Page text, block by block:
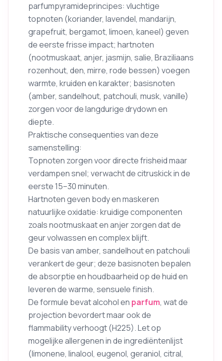
parfumpyramideprincipes: vluchtige
topnoten (koriander, lavendel, mandarijn,
grapefruit, bergamot, limoen, kaneel) geven
de eerste frisse impact; hartnoten
(nootmuskaat, anjer, jasmijn, salie, Braziliaans
rozenhout, den, mirre, rode bessen) voegen
warmte, kruiden en karakter; basisnoten
(amber, sandelhout, patchouli, musk, vanille)
zorgen voor de langdurige drydown en
diepte.
Praktische consequenties van deze
samenstelling:
Topnoten zorgen voor directe frisheid maar
verdampen snel; verwacht de citruskick in de
eerste 15–30 minuten.
Hartnoten geven body en maskeren
natuurlijke oxidatie: kruidige componenten
zoals nootmuskaat en anjer zorgen dat de
geur volwassen en complex blijft.
De basis van amber, sandelhout en patchouli
verankert de geur; deze basisnoten bepalen
de absorptie en houdbaarheid op de huid en
leveren de warme, sensuele finish.
De formule bevat alcohol en parfum, wat de
projection bevordert maar ook de
flammability verhoogt (H225). Let op
mogelijke allergenen in de ingrediëntenlijst
(limonene, linalool, eugenol, geraniol, citral,